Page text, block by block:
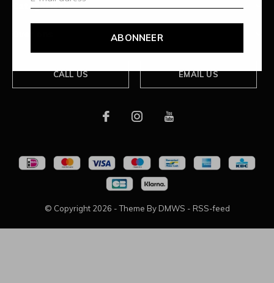
ABONNEER
Categorieën
CALL US EMAIL US
© Copyright 2026 - Theme By DMWS - RSS-feed